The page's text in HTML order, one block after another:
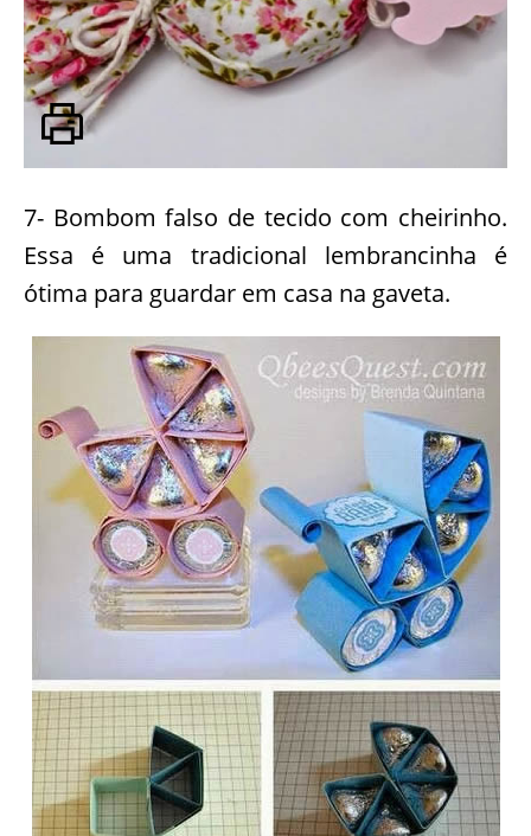
7- Bombom falso de tecido com cheirinho.
Essa é uma tradicional lembrancinha é
ótima para guardar em casa na gaveta.